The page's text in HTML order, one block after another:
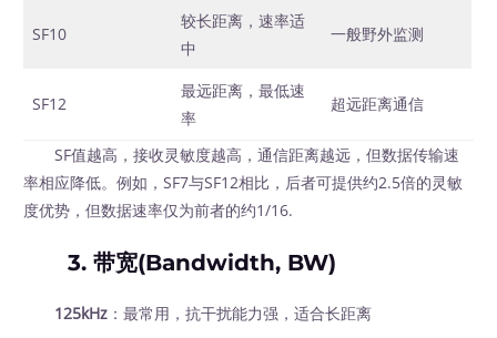
SF10
较长距离，速率适
中
一般野外监测
SF12
最远距离，最低速
率
超远距离通信
SF值越高，接收灵敏度越高，通信距离越远，但数据传输速
率相应降低。例如，SF7与SF12相比，后者可提供约2.5倍的灵敏
度优势，但数据速率仅为前者的约1/16.
3. 带宽(Bandwidth, BW)
125kHz ：最常用，抗干扰能力强，适合长距离